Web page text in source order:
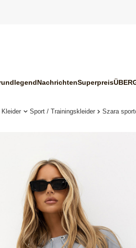
NachrichtenSuperpreis
Kleider Sport / Trainingskleider Szara